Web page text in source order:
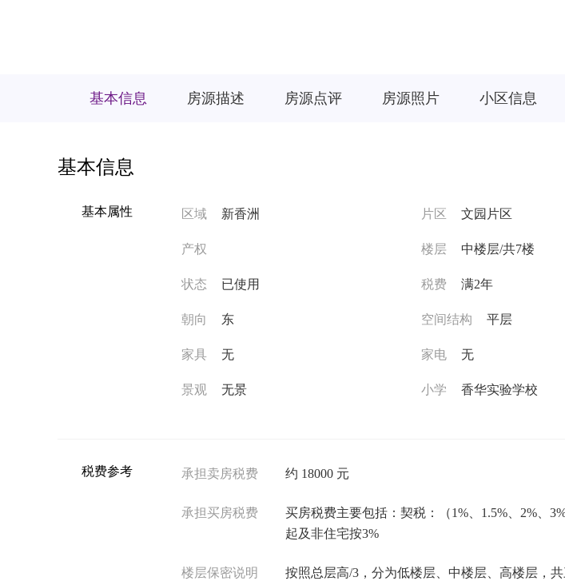
基本信息 房源描述 房源点评 房源照片 小区信息
基本信息
基本属性 区域 新香洲 片区 文园片区
产权 楼层 中楼层/共7楼
状态 已使用 税费 满2年
朝向 东 空间结构 平层
家具 无 家电 无
景观 无景 小学 香华实验学校
税费参考 承担卖房税费 约 18000 元
承担买房税费
买房税费主要包括：契税：（1%、1.5%、2%、
起及非住宅按3%
楼层保密说明 按照总层高/3，分为低楼层、中楼层、高楼层，